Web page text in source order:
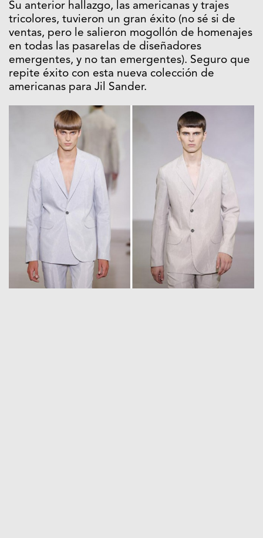
Su anterior hallazgo, las americanas y trajes
tricolores, tuvieron un gran éxito (no sé si de
ventas, pero le salieron mogollón de homenajes
en todas las pasarelas de diseñadores
emergentes, y no tan emergentes). Seguro que
repite éxito con esta nueva colección de
americanas para Jil Sander.